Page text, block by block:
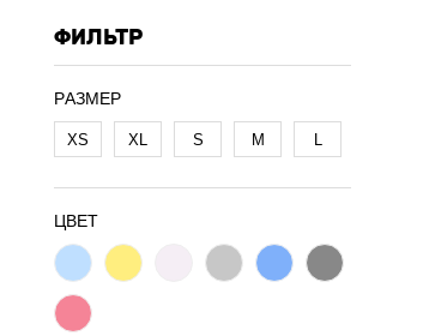
ФИЛЬТР
PАЗМЕР
XS XL S M L
ЦВЕТ